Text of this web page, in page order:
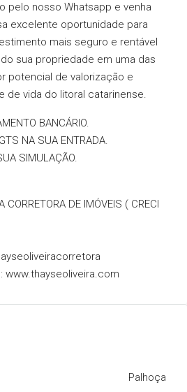
pelo nosso Whatsapp e venha
excelente oportunidade para
mais seguro e rentável
sua propriedade em uma das
potencial de valorização e
de vida do litoral catarinense.
BANCÁRIO.
NA SUA ENTRADA.
SIMULAÇÃO.
CORRETORA DE IMÓVEIS ( CRECI
www.thayseoliveira.com
Palhoça